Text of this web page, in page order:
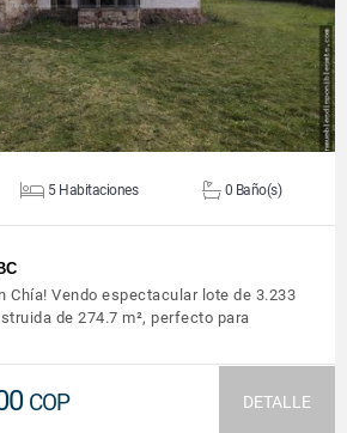
5 Habitaciones 0 Baño(s)
Chía! Vendo espectacular lote de 3.233
de 274.7 m², perfecto para
COP DETALLE